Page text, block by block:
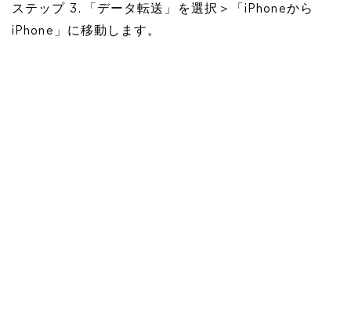
ステップ 3. 「データ転送」を選択＞「iPhoneから
iPhone」に移動します。